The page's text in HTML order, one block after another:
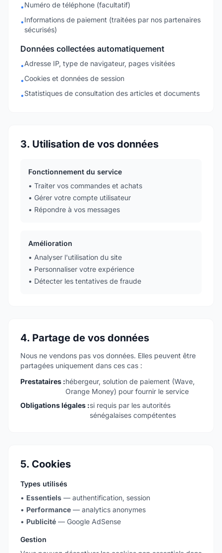
•Numéro de téléphone (facultatif)
•Informations de paiement (traitées par nos partenaires
sécurisés)
Données collectées automatiquement
•Adresse IP, type de navigateur, pages visitées
•Cookies et données de session
•Statistiques de consultation des articles et documents
3. Utilisation de vos données
Fonctionnement du service
• Traiter vos commandes et achats
• Gérer votre compte utilisateur
• Répondre à vos messages
Amélioration
• Analyser l'utilisation du site
• Personnaliser votre expérience
• Détecter les tentatives de fraude
4. Partage de vos données
Nous ne vendons pas vos données. Elles peuvent être
partagées uniquement dans ces cas :
Prestataires :hébergeur, solution de paiement (Wave,
Orange Money) pour fournir le service
Obligations légales :si requis par les autorités
sénégalaises compétentes
5. Cookies
Types utilisés
• Essentiels — authentification, session
• Performance — analytics anonymes
• Publicité — Google AdSense
Gestion